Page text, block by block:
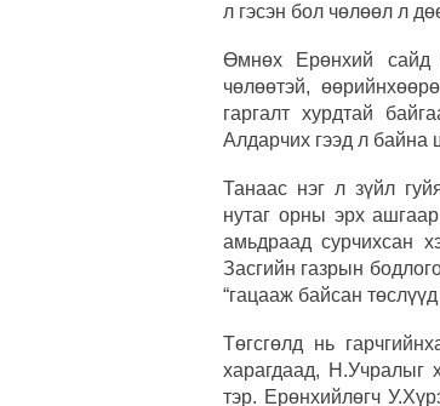
л гэсэн бол чөлөөл л
Өмнөх Ерөнхий сайд
чөлөөтэй,
гаргалт хурдтай
Алдарчих гээд л байна
Танаас нэг л зүйл
нутаг орны эрх
амьдраад сурчихсан
Засгийн газрын
“гацааж байсан
Төгсгөлд нь
харагдаад, Н.Учралыг
тэр. Ерөнхийлөгч